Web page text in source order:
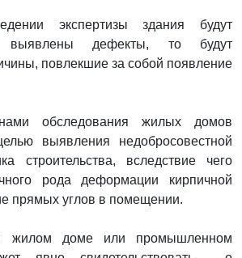
экспертизы здания будут
дефекты, то будут
повлекшие за собой появление
обследования жилых домов
выявления недобросовестной
строительства, вследствие чего
рода деформации кирпичной
прямых углов в помещении.
жилом доме или промышленном